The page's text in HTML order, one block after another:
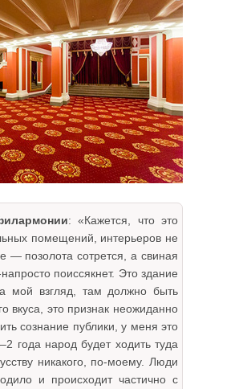
: «Кажется, что это
помещений, интерьеров не
— позолота сотрется, а свиная
поиссякнет. Это здание
мой взгляд, там должно быть
вкуса, это признак неожиданно
сознание публики, у меня это
года народ будет ходить туда
никакого, по-моему. Люди
и происходит частично с